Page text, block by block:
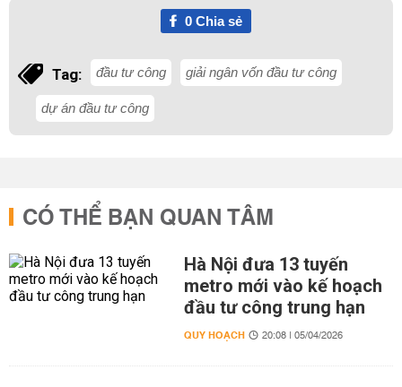
0Chia sẻ
Tag: đầu tư công giải ngân vốn đầu tư công
dự án đầu tư công
CÓ THỂ BẠN QUAN TÂM
Hà Nội đưa 13 tuyến
metro mới vào kế hoạch
đầu tư công trung hạn
QUY HOẠCH 20:08 | 05/04/2026